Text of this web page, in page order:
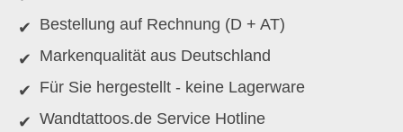
Bestellung auf Rechnung (D + AT)
Markenqualität aus Deutschland
Für Sie hergestellt - keine Lagerware
Wandtattoos.de Service Hotline